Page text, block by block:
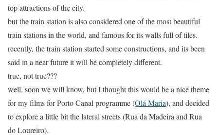
top attractions of the city.
but the train station is also considered one of the most beautiful
train stations in the world, and famous for its walls full of tiles.
recently, the train station started some constructions, and its been
said in a near future it will be completely different.
true, not true???
well, soon we will know, but I thought this would be a nice theme
for my films for Porto Canal programme (Olá Maria), and decided
to explore a little bit the lateral streets (Rua da Madeira and Rua
do Loureiro).